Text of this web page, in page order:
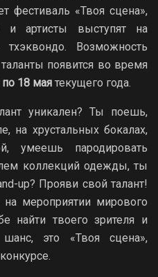
фестиваль «Твоя сцена»,
и артисты выступят на
Возможность
появится во время
по 18 мая текущего года.
уникален? Ты поешь,
на хрустальных бокалах,
умеешь пародировать
коллекций одежды, ты
up? Прояви свой талант!
мероприятии мирового
найти твоего зрителя и
это «Твоя сцена»,